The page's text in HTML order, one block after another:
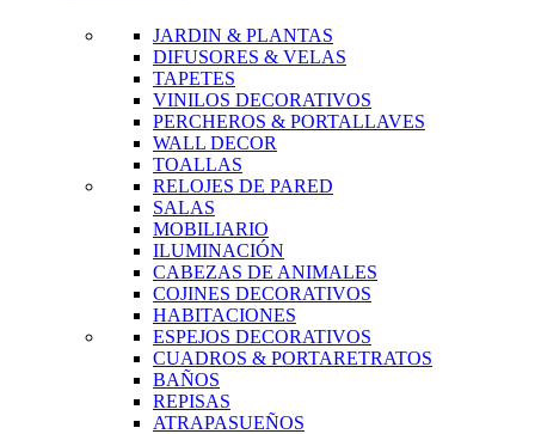
JARDIN & PLANTAS
DIFUSORES & VELAS
TAPETES
VINILOS DECORATIVOS
PERCHEROS & PORTALLAVES
WALL DECOR
TOALLAS
RELOJES DE PARED
SALAS
MOBILIARIO
ILUMINACIÓN
CABEZAS DE ANIMALES
COJINES DECORATIVOS
HABITACIONES
ESPEJOS DECORATIVOS
CUADROS & PORTARETRATOS
BAÑOS
REPISAS
ATRAPASUEÑOS